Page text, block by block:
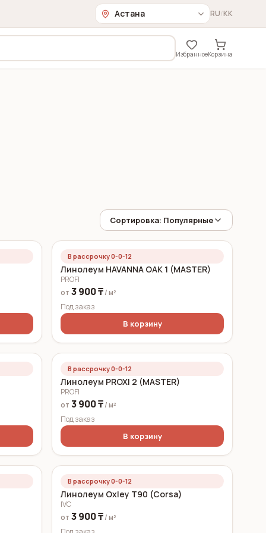
RU/KK
ИзбранноеКорзина
Сортировка: Популярные
В рассрочку 0-0-12
Линолеум HAVANNA OAK 1 (MASTER)
PROFI
от 3 900 ₸ / м²
Под заказ
В корзину
В рассрочку 0-0-12
Линолеум PROXI 2 (MASTER)
PROFI
от 3 900 ₸ / м²
Под заказ
В корзину
В рассрочку 0-0-12
Линолеум Oxley T90 (Corsa)
IVC
от 3 900 ₸ / м²